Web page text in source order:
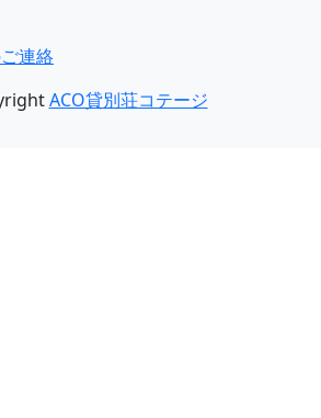
連絡
ACO貸別荘コテージ